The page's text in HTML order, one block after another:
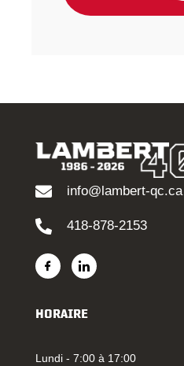
info@lambert-qc.ca
418-878-2153
HORAIRE
Lundi - 7:00 à 17:00